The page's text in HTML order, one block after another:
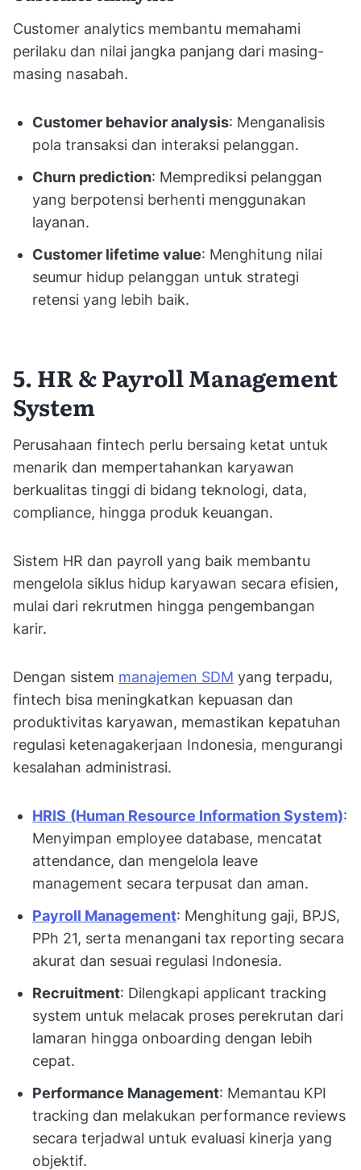
Customer analytics membantu memahami
perilaku dan nilai jangka panjang dari masing-
masing nasabah.
Customer behavior analysis: Menganalisis
pola transaksi dan interaksi pelanggan.
Churn prediction: Memprediksi pelanggan
yang berpotensi berhenti menggunakan
layanan.
Customer lifetime value: Menghitung nilai
seumur hidup pelanggan untuk strategi
retensi yang lebih baik.
5. HR & Payroll Management
System
Perusahaan fintech perlu bersaing ketat untuk
menarik dan mempertahankan karyawan
berkualitas tinggi di bidang teknologi, data,
compliance, hingga produk keuangan.
Sistem HR dan payroll yang baik membantu
mengelola siklus hidup karyawan secara efisien,
mulai dari rekrutmen hingga pengembangan
karir.
Dengan sistem manajemen SDM yang terpadu,
fintech bisa meningkatkan kepuasan dan
produktivitas karyawan, memastikan kepatuhan
regulasi ketenagakerjaan Indonesia, mengurangi
kesalahan administrasi.
HRIS (Human Resource Information System):
Menyimpan employee database, mencatat
attendance, dan mengelola leave
management secara terpusat dan aman.
Payroll Management: Menghitung gaji, BPJS,
PPh 21, serta menangani tax reporting secara
akurat dan sesuai regulasi Indonesia.
Recruitment: Dilengkapi applicant tracking
system untuk melacak proses perekrutan dari
lamaran hingga onboarding dengan lebih
cepat.
Performance Management: Memantau KPI
tracking dan melakukan performance reviews
secara terjadwal untuk evaluasi kinerja yang
objektif.